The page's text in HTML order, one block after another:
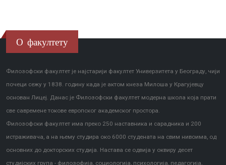
О факултету
Филозофски факултет је најстарији факултет Универзитета у Београду, чији
почеци сежу у 1838. годину када је актом кнеза Милоша у Крагујевцу
основан Лицеј. Данас је Филозофски факултет модерна школа која прати
све савремене токове европског академског простора.
Филозофски факултет има преко 250 наставника и сарадника и 200
истраживача, а на њему студира око 6000 студената на свим нивоима, од
основних до докторских студија. Настава се одвија у оквиру десет
студијских група - филозофија, социологија, психологија, педагогија,